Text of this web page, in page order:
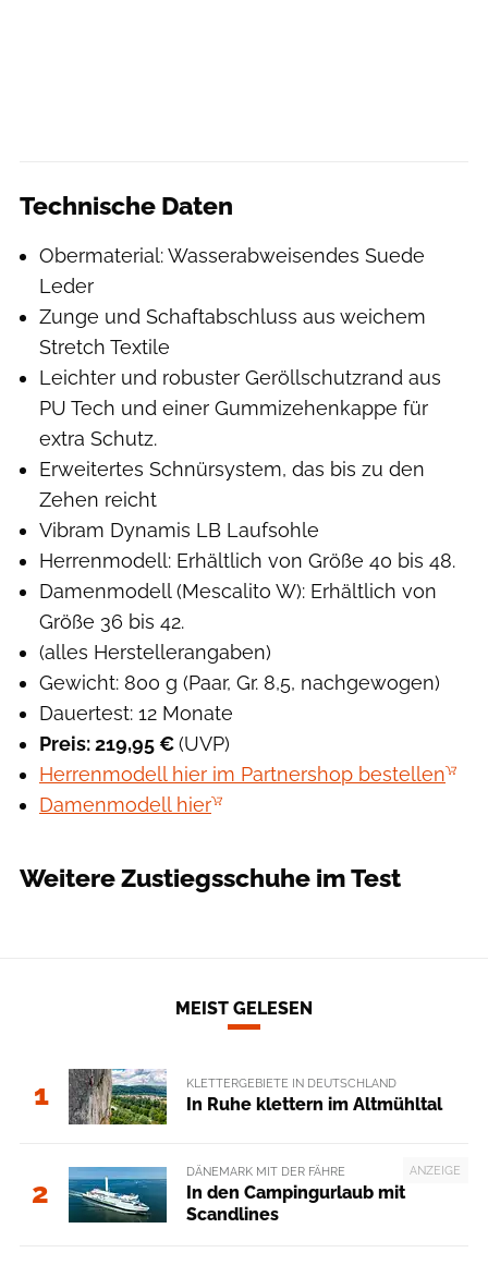
Technische Daten
Obermaterial: Wasserabweisendes Suede
Leder
Zunge und Schaftabschluss aus weichem
Stretch Textile
Leichter und robuster Geröllschutzrand aus
PU Tech und einer Gummizehenkappe für
extra Schutz.
Erweitertes Schnürsystem, das bis zu den
Zehen reicht
Vibram Dynamis LB Laufsohle
Herrenmodell: Erhältlich von Größe 40 bis 48.
Damenmodell (Mescalito W): Erhältlich von
Größe 36 bis 42.
(alles Herstellerangaben)
Gewicht: 800 g (Paar, Gr. 8,5, nachgewogen)
Dauertest: 12 Monate
Preis: 219,95 €(UVP)
Herrenmodell hier im Partnershop bestellen
Damenmodell hier
Weitere Zustiegsschuhe im Test
MEIST GELESEN
1 KLETTERGEBIETE IN DEUTSCHLAND
In Ruhe klettern im Altmühltal
2
ANZEIGE
DÄNEMARK MIT DER FÄHRE
In den Campingurlaub mit
Scandlines